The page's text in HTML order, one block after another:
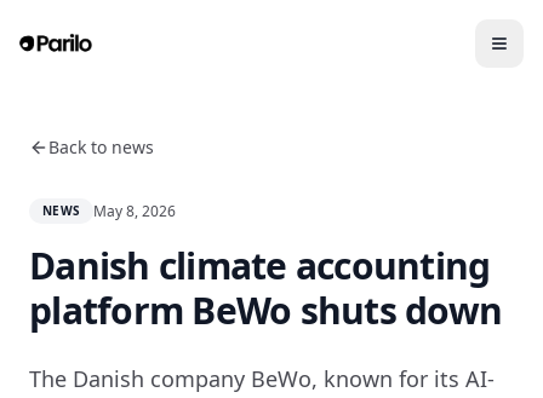
Back to news
NEWS May 8, 2026
Danish climate accounting
platform BeWo shuts down
The Danish company BeWo, known for its AI-